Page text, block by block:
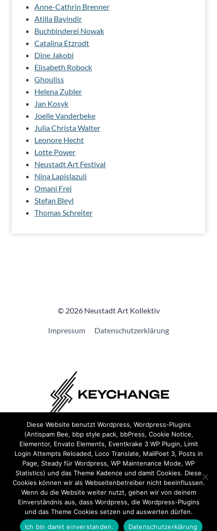
Anne-Cathrin Brenner
Atilla Bayindir
Buchbinderei Nowak
Catalina Etzrodt
Dine Jakobi
Elisabeth Robock
Ghouliss
Helena Zubler
Jan Kosyk
Joelle Vanderbeke
Julia Christa Walter
Leonore Hecht
Lotte Power
Neustadt Art Festival
Nina Lapislazuli
Omani Frei
Stefan Bleyl
Thomas Schreiter
© 2026 Neustadt Art Kollektiv
Impressum Datenschutzerklärung
Wir sind Teil vonKeychange und haben einePledge
unterzeichnet.
ehrensache.jetzt
Diese Website benutzt Wordpress, Wordpress-Plugins
(Antispam Bee, bbp style pack, bbPress, Cookie Notice,
Elementor, Envato Elements, Eventkrake 3 WP Plugin, Limit
Login Attempts Reloaded, Loco Translate, MailPoet 3, Posts in
Page, Steady für Wordpress, WP Maintenance Mode, WP
Statistics) und das Theme Kadence und damit Cookies. Diese
Cookies können wir als Webseitenbetreiber nicht beeinflussen.
Wenn du die Website weiter nutzt, gehen wir von deinem
Einverständnis aus, dass Wordpress, die Wordpress-Plugins
und das Theme Cookies setzen und auswerten dürfen.
Ich bin damit einverstanden.
Datenschutzerklärung